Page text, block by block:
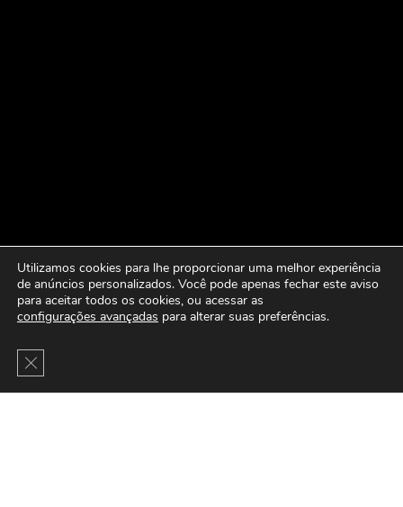
Utilizamos cookies para lhe proporcionar uma melhor experiência
de anúncios personalizados. Você pode apenas fechar este aviso
para aceitar todos os cookies, ou acessar as
configurações avançadas para alterar suas preferências.
Close GDPR Cookie Banner